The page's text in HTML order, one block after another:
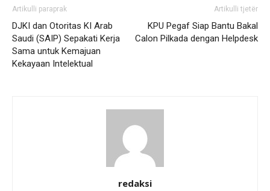
Artikulli paraprak
DJKI dan Otoritas KI Arab
Saudi (SAIP) Sepakati Kerja
Sama untuk Kemajuan
Kekayaan Intelektual
Artikulli tjetër
KPU Pegaf Siap Bantu Bakal
Calon Pilkada dengan Helpdesk
redaksi